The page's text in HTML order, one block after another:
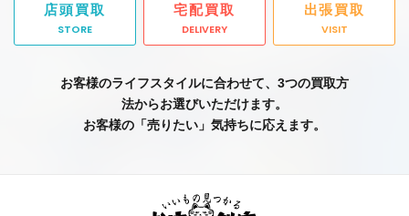
店頭買取
STORE
宅配買取
DELIVERY
出張買取
VISIT
お客様のライフスタイルに合わせて、3つの買取方
法からお選びいただけます。
お客様の「売りたい」気持ちに応えます。